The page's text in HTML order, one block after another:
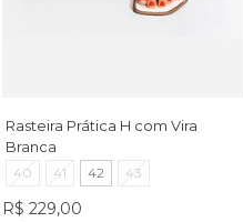
Rasteira Prática H com Vira
Branca
40 41 42 43
R$ 229,00